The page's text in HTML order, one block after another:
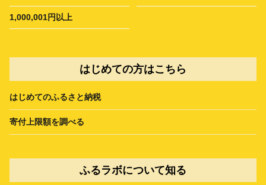
1,000,001円以上
はじめての方はこちら
はじめてのふるさと納税
寄付上限額を調べる
ふるラボについて知る